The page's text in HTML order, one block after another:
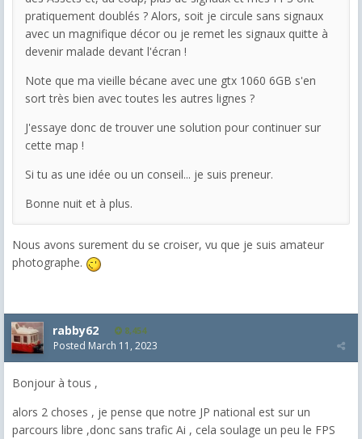
pratiquement doublés ? Alors, soit je circule sans signaux
avec un magnifique décor ou je remet les signaux quitte à
devenir malade devant l'écran !
Note que ma vieille bécane avec une gtx 1060 6GB s'en
sort très bien avec toutes les autres lignes ?
J'essaye donc de trouver une solution pour continuer sur
cette map !
Si tu as une idée ou un conseil... je suis preneur.
Bonne nuit et à plus.
Nous avons surement du se croiser, vu que je suis amateur
photographe.
rabby62 8,454
Posted March 11, 2023
Bonjour à tous ,
alors 2 choses , je pense que notre JP national est sur un
parcours libre ,donc sans trafic Ai , cela soulage un peu le FPS